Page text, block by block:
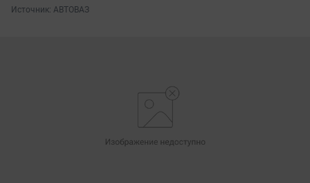
Источник: АВТОВАЗ